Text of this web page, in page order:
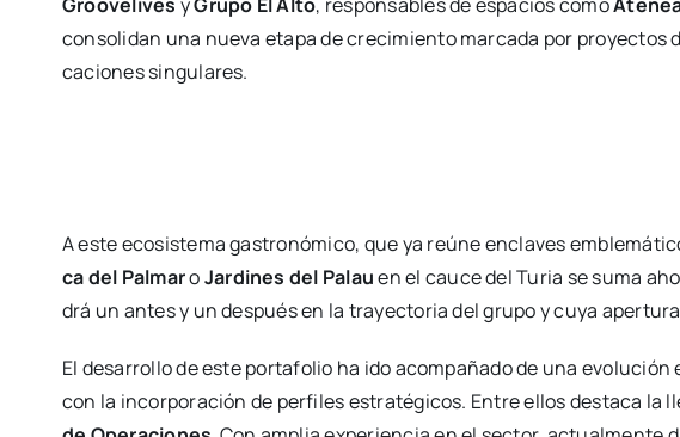
con­so­li­dan una nue­va eta­pa de cre­ci­mien­to mar­ca­da por
ca­cio­nes sin­gu­la­res.
A este eco­sis­te­ma gas­tro­nó­mi­co, que ya reúne encla­ves
ca del Pal­maroJar­di­nes del Palauen el cau­ce del Turia se suma
drá un antes y un des­pués en la tra­yec­to­ria del gru­po y cuya
El desa­rro­llo de este por­ta­fo­lio ha ido acom­pa­ña­do de una
con la incor­po­ra­ción de per­fi­les estra­té­gi­cos. Entre ellos des­ta­ca la